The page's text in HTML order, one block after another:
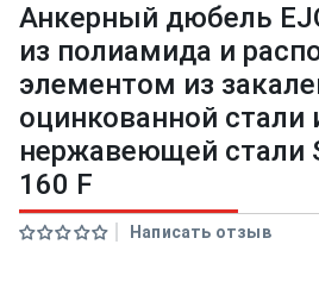
Анкерный дюбель
из полиамида и
элементом из
оцинкованной стали
нержавеющей стали
160 F
Написать отзыв